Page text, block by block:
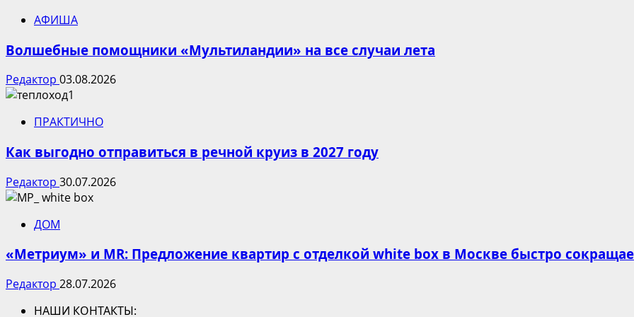
АФИША
Волшебные помощники «Мультиландии» на все случаи лета
Редактор 03.08.2026
ПРАКТИЧНО
Как выгодно отправиться в речной круиз в 2027 году
Редактор 30.07.2026
ДОМ
«Метриум» и MR: Предложение квартир с отделкой white box в Москве быстро
Редактор 28.07.2026
НАШИ КОНТАКТЫ: